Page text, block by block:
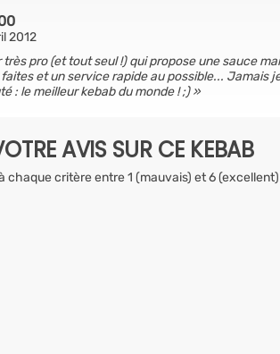
2012
pro (et tout seul !) qui propose une sauce
et un service rapide au possible... Jamais
: le meilleur kebab du monde ! ;)
AVIS SUR CE KEBAB
chaque critère entre 1 (mauvais) et 6 (excellent)